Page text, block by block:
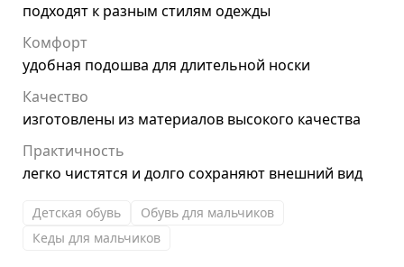
подходят к разным стилям одежды
Комфорт
удобная подошва для длительной носки
Качество
изготовлены из материалов высокого качества
Практичность
легко чистятся и долго сохраняют внешний вид
Детская обувь
Обувь для мальчиков
Кеды для мальчиков